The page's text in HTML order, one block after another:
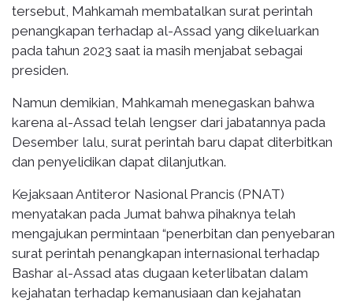
tersebut, Mahkamah membatalkan surat perintah
penangkapan terhadap al-Assad yang dikeluarkan
pada tahun 2023 saat ia masih menjabat sebagai
presiden.
Namun demikian, Mahkamah menegaskan bahwa
karena al-Assad telah lengser dari jabatannya pada
Desember lalu, surat perintah baru dapat diterbitkan
dan penyelidikan dapat dilanjutkan.
Kejaksaan Antiteror Nasional Prancis (PNAT)
menyatakan pada Jumat bahwa pihaknya telah
mengajukan permintaan “penerbitan dan penyebaran
surat perintah penangkapan internasional terhadap
Bashar al-Assad atas dugaan keterlibatan dalam
kejahatan terhadap kemanusiaan dan kejahatan